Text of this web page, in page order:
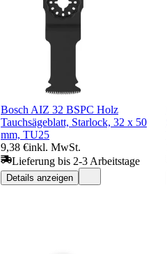
Bosch AIZ 32 BSPC Holz
Tauchsägeblatt, Starlock, 32 x 50
mm, TU25
9,38 €inkl. MwSt.
Lieferung bis 2-3 Arbeitstage
Details anzeigen